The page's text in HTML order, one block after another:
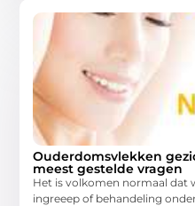
Ouderdomsvlekken
meest gestelde vragen
Het is volkomen normaal dat
ingreeep of behandeling